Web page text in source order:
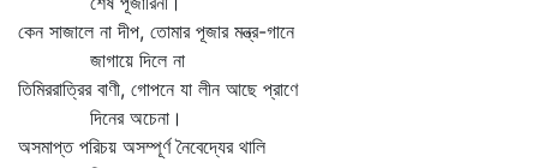
কেন সাজালে না দীপ, তোমার পূজার মন্ত্র-গানে
জাগায়ে দিলে না
তিমিররাত্রির বাণী, গোপনে যা লীন আছে প্রাণে
দিনের অচেনা।
অসমাপ্ত পরিচয় অসম্পূর্ণ নৈবেদ্যের থালি